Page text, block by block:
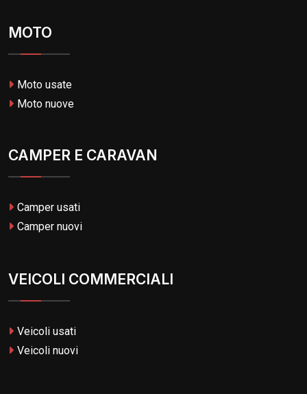
MOTO
Moto usate
Moto nuove
CAMPER E CARAVAN
Camper usati
Camper nuovi
VEICOLI COMMERCIALI
Veicoli usati
Veicoli nuovi